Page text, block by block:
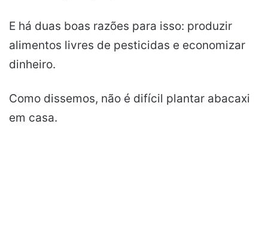
E há duas boas razões para isso: produzir
alimentos livres de pesticidas e economizar
dinheiro.
Como dissemos, não é difícil plantar abacaxi
em casa.